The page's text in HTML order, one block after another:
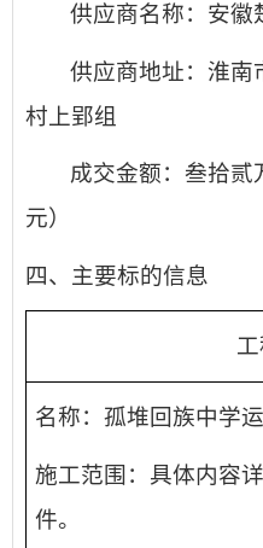
供应商名称：安徽
供应商地址：淮南
村上郢组
成交金额： 叁拾贰
元）
四、 主要标的信息
名称：孤堆回族中学
施工范围：具体内容
件。